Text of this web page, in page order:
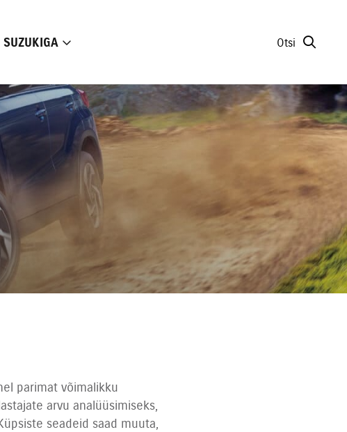
€ 39 590 €
Loe lähemalt
SUZUKIGA Otsi
parimat võimalikku
arvu analüüsimiseks,
seadeid saad muuta,